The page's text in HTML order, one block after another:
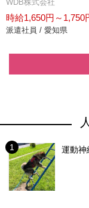
WDB株式会社
時給1,650円～1,750
派遣社員 / 愛知県
運動神